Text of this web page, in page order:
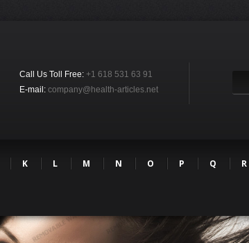
Call Us Toll Free: +1 618 531 63 91
E-mail: company@health-articles.net
K L M N O P Q R